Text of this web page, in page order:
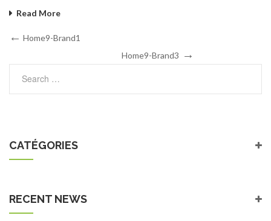
Read More
Navigation
de
l’article
Previous
Home9-Brand1
Post
Home9-Brand3
CATÉGORIES
RECENT NEWS